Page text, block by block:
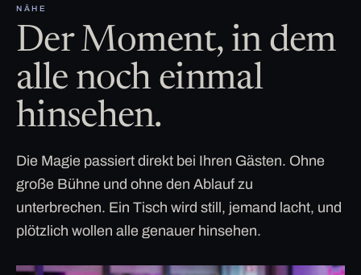
NÄHE
Der Moment, in dem
alle noch einmal
hinsehen.
Die Magie passiert direkt bei Ihren Gästen. Ohne
große Bühne und ohne den Ablauf zu
unterbrechen. Ein Tisch wird still, jemand lacht, und
plötzlich wollen alle genauer hinsehen.